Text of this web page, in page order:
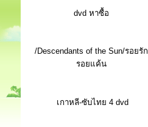
dvd หาซื้อ
/Descendants of the Sun/รอยรัก
รอยแค้น
เกาหลี-ซับไทย 4 dvd